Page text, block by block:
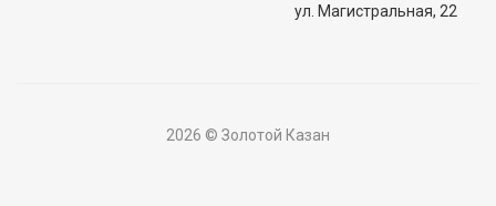
ул. Магистральная, 22
2026 © Золотой Казан